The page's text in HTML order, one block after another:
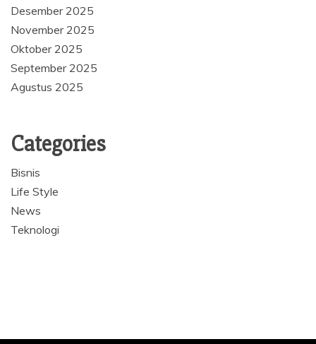
Desember 2025
November 2025
Oktober 2025
September 2025
Agustus 2025
Categories
Bisnis
Life Style
News
Teknologi